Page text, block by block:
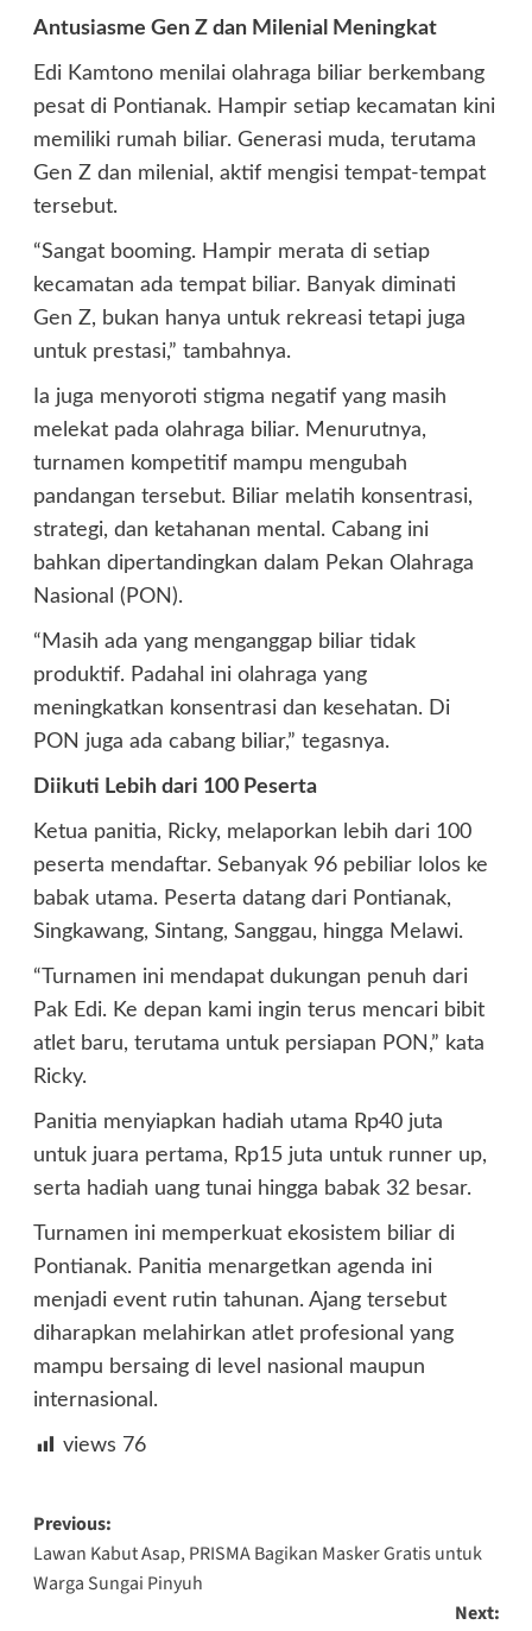
Antusiasme Gen Z dan Milenial Meningkat
Edi Kamtono menilai olahraga biliar berkembang
pesat di Pontianak. Hampir setiap kecamatan kini
memiliki rumah biliar. Generasi muda, terutama
Gen Z dan milenial, aktif mengisi tempat-tempat
tersebut.
“Sangat booming. Hampir merata di setiap
kecamatan ada tempat biliar. Banyak diminati
Gen Z, bukan hanya untuk rekreasi tetapi juga
untuk prestasi,” tambahnya.
Ia juga menyoroti stigma negatif yang masih
melekat pada olahraga biliar. Menurutnya,
turnamen kompetitif mampu mengubah
pandangan tersebut. Biliar melatih konsentrasi,
strategi, dan ketahanan mental. Cabang ini
bahkan dipertandingkan dalam Pekan Olahraga
Nasional (PON).
“Masih ada yang menganggap biliar tidak
produktif. Padahal ini olahraga yang
meningkatkan konsentrasi dan kesehatan. Di
PON juga ada cabang biliar,” tegasnya.
Diikuti Lebih dari 100 Peserta
Ketua panitia, Ricky, melaporkan lebih dari 100
peserta mendaftar. Sebanyak 96 pebiliar lolos ke
babak utama. Peserta datang dari Pontianak,
Singkawang, Sintang, Sanggau, hingga Melawi.
“Turnamen ini mendapat dukungan penuh dari
Pak Edi. Ke depan kami ingin terus mencari bibit
atlet baru, terutama untuk persiapan PON,” kata
Ricky.
Panitia menyiapkan hadiah utama Rp40 juta
untuk juara pertama, Rp15 juta untuk runner up,
serta hadiah uang tunai hingga babak 32 besar.
Turnamen ini memperkuat ekosistem biliar di
Pontianak. Panitia menargetkan agenda ini
menjadi event rutin tahunan. Ajang tersebut
diharapkan melahirkan atlet profesional yang
mampu bersaing di level nasional maupun
internasional.
views 76
Post
navigation
Previous:
Lawan Kabut Asap, PRISMA Bagikan Masker Gratis untuk
Warga Sungai Pinyuh
Next: